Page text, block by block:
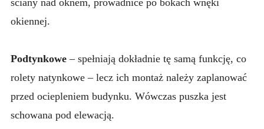
KONTAKT
okiennej.
Podtynkowe– spełniają dokładnie tę samą funkcję, co
rolety natynkowe – lecz ich montaż należy zaplanować
przed ociepleniem budynku. Wówczas puszka jest
schowana pod elewacją.